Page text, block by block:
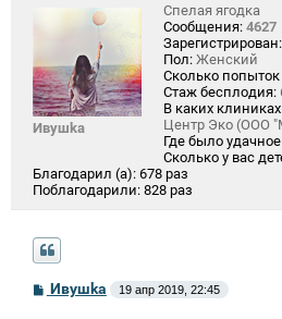
Ивушkа
Спелая ягодка
Сообщения: 4627
Зарегистрирован:
Пол: Женский
Сколько
Стаж бесплодия:
В каких
Центр Эко (ООО
Где было
Сколько у вас
Благодарил (а): 678 раз
Поблагодарили: 828 раз
СИвушkа 19 апр 2019, 22:45